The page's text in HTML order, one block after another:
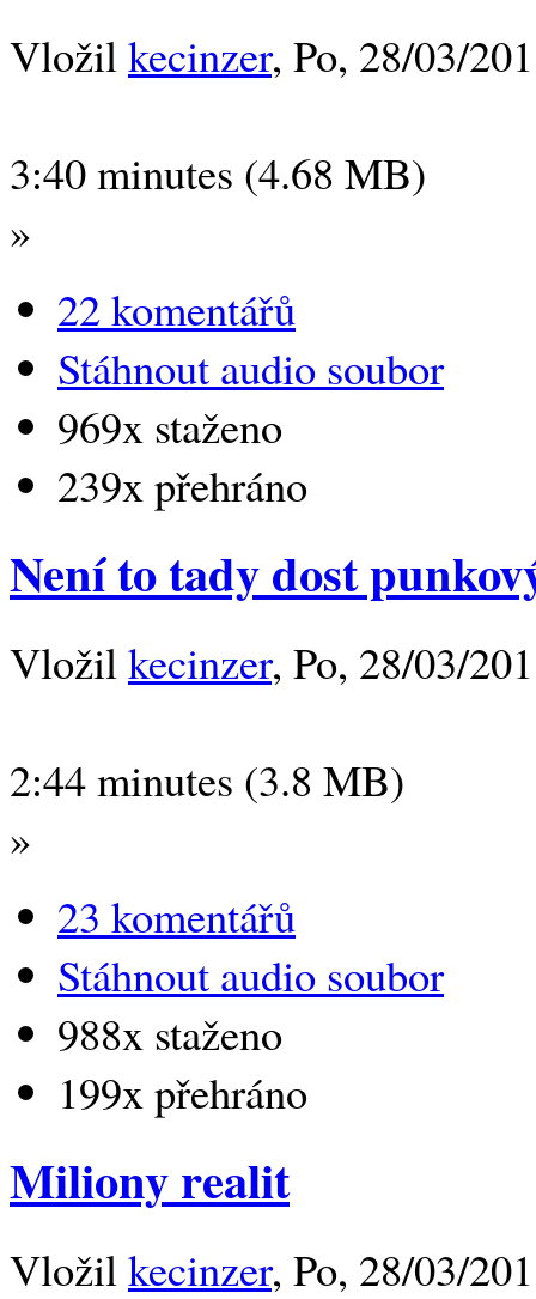
Vložilkecinzer, Po, 28/03/
3:40 minutes (4.68 MB)
»
22 komentářů
Stáhnout audio soubor
969x staženo
239x přehráno
Není to tady dost
Vložilkecinzer, Po, 28/03/
2:44 minutes (3.8 MB)
»
23 komentářů
Stáhnout audio soubor
988x staženo
199x přehráno
Miliony realit
Vložilkecinzer, Po, 28/03/